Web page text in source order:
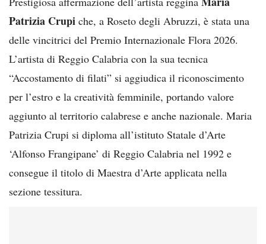
Patrizia Crupi che, a Roseto degli Abruzzi, è stata una
delle vincitrici del Premio Internazionale Flora 2026.
L’artista di Reggio Calabria con la sua tecnica
“Accostamento di filati” si aggiudica il riconoscimento
per l’estro e la creatività femminile, portando valore
aggiunto al territorio calabrese e anche nazionale. Maria
Patrizia Crupi si diploma all’istituto Statale d’Arte
‘Alfonso Frangipane’ di Reggio Calabria nel 1992 e
consegue il titolo di Maestra d’Arte applicata nella
sezione tessitura.